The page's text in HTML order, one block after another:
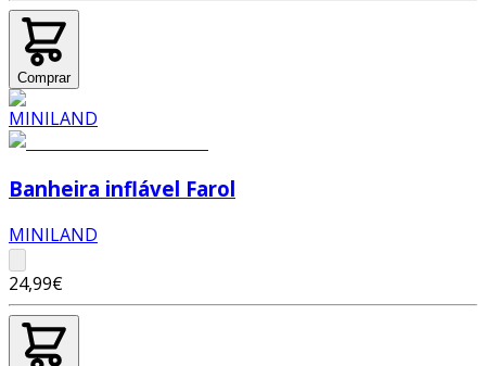
Comprar
Banheira inflável Farol
MINILAND
24,99€